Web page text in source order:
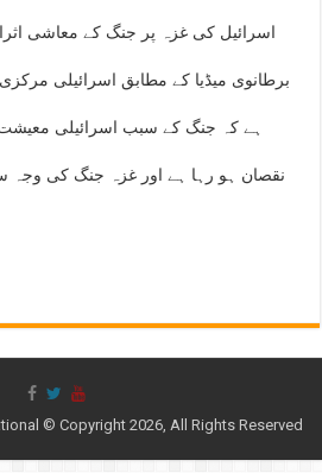
اسرائیل کی غزہ پر جنگ کے معاشی
برطانوی میڈیا کے مطابق اسرائیلی
© Copyright 2026, All Rights Reserved